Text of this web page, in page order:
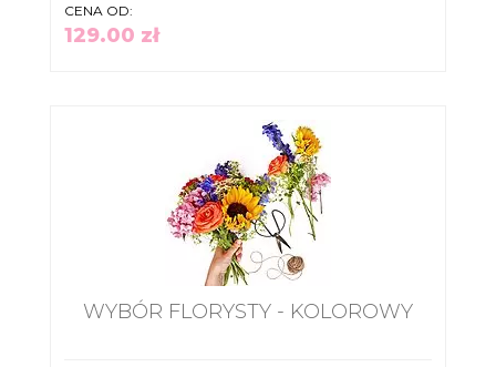
CENA OD:
129.00 zł
WYBÓR FLORYSTY - KOLOROWY